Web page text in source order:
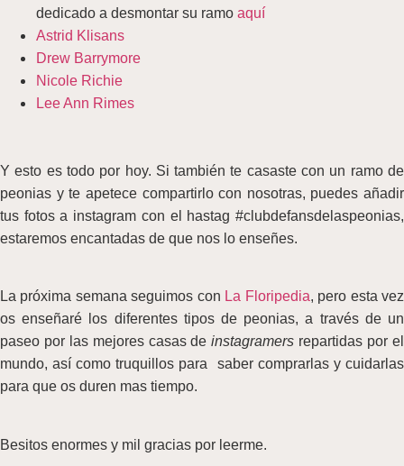
dedicado a desmontar su ramo aquí
Astrid Klisans
Drew Barrymore
Nicole Richie
Lee Ann Rimes
Y esto es todo por hoy. Si también te casaste con un ramo de
peonias y te apetece compartirlo con nosotras, puedes añadir
tus fotos a instagram con el hastag #clubdefansdelaspeonias,
estaremos encantadas de que nos lo enseñes.
La próxima semana seguimos con La Floripedia, pero esta vez
os enseñaré los diferentes tipos de peonias, a través de un
paseo por las mejores casas deinstagramers repartidas por el
mundo, así como truquillos para saber comprarlas y cuidarlas
para que os duren mas tiempo.
Besitos enormes y mil gracias por leerme.